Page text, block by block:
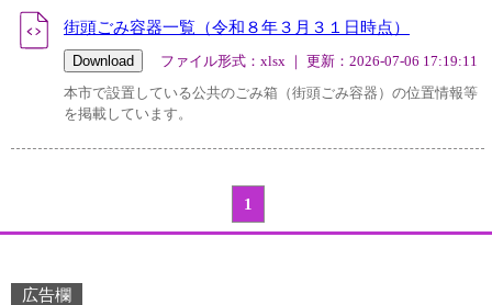
街頭ごみ容器一覧（令和８年３月３１日時点）
ファイル形式：xlsx ｜ 更新：2026-07-06 17:19:11
本市で設置している公共のごみ箱（街頭ごみ容器）の位置情報等
を掲載しています。
1
広告欄